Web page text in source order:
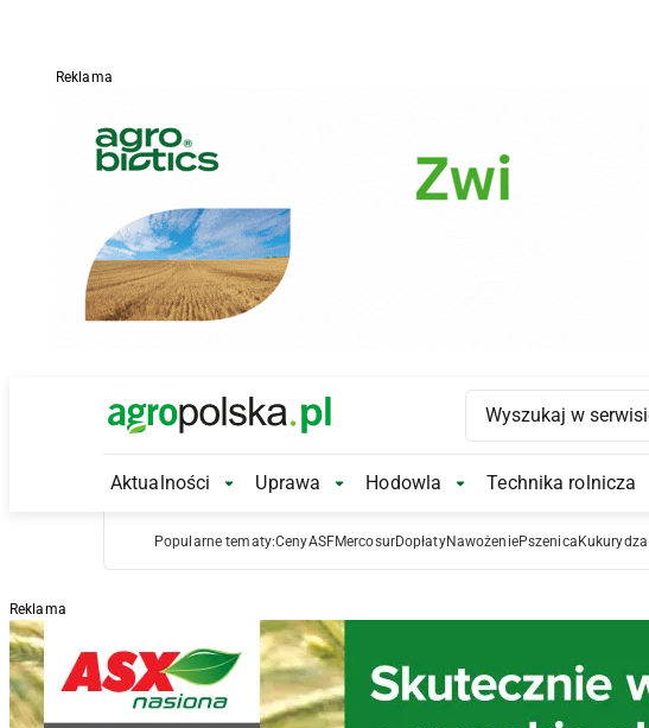
Reklama
Main Logo
Aktualności Aktualności Submenu
Uprawa Uprawa Submenu
Hodowla Hodowla Submenu
Technika rolnicza
Popularne tematy:CenyASFMercosurDopłatyNawożeniePszenica Kukurydza
Reklama